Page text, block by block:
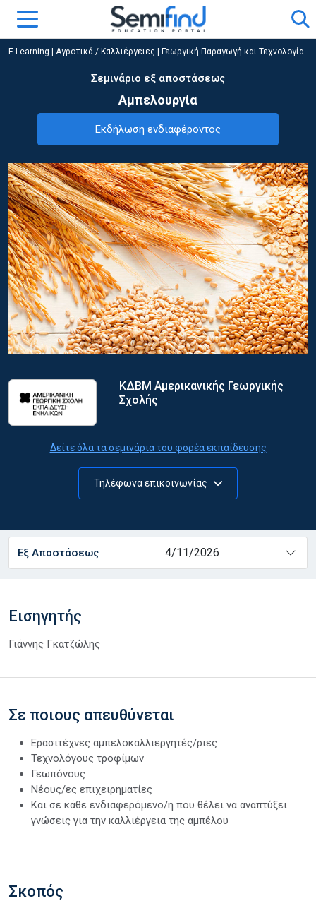
E-Learning Αγροτικά / Καλλιέργειες Γεωργική Παραγωγή και Τεχνολογία
Σεμινάριο εξ αποστάσεως
Αμπελουργία
Εκδήλωση ενδιαφέροντος
ΚΔΒΜ Αμερικανικής Γεωργικής
Σχολής
Δείτε όλα τα σεμινάρια του φορέα εκπαίδευσης
Τηλέφωνα επικοινωνίας
Εξ Αποστάσεως 4/11/2026
Εισηγητής
Γιάννης Γκατζώλης
Σε ποιους απευθύνεται
Ερασιτέχνες αμπελοκαλλιεργητές/ριες
Τεχνολόγους τροφίμων
Γεωπόνους
Νέους/ες επιχειρηματίες
Και σε κάθε ενδιαφερόμενο/η που θέλει να αναπτύξει
γνώσεις για την καλλιέργεια της αμπέλου
Σκοπός